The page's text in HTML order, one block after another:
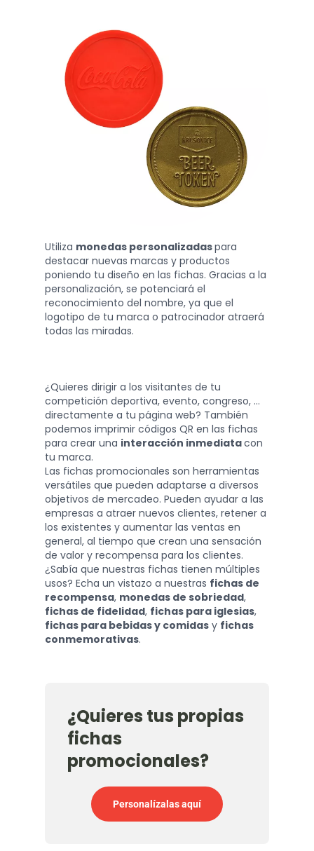
Utiliza monedas personalizadaspara
destacar nuevas marcas y productos
poniendo tu diseño en las fichas. Gracias a la
personalización, se potenciará el
reconocimiento del nombre, ya que el
logotipo de tu marca o patrocinador atraerá
todas las miradas.
¿Quieres dirigir a los visitantes de tu
competición deportiva, evento, congreso, ...
directamente a tu página web? También
podemos imprimir códigos QR en las fichas
para crear una interacción inmediatacon
tu marca.
Las fichas promocionales son herramientas
versátiles que pueden adaptarse a diversos
objetivos de mercadeo. Pueden ayudar a las
empresas a atraer nuevos clientes, retener a
los existentes y aumentar las ventas en
general, al tiempo que crean una sensación
de valor y recompensa para los clientes.
¿Sabía que nuestras fichas tienen múltiples
usos? Echa un vistazo a nuestras fichas de
recompensa, monedas de sobriedad,
fichas de fidelidad, fichas para iglesias,
fichas para bebidas y comidas y fichas
conmemorativas.
¿Quieres tus propias
fichas
promocionales?
Personalízalas aquí